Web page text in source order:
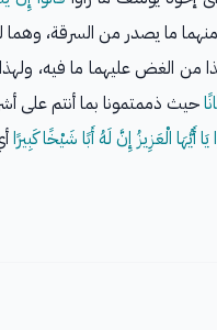
ما يصدر من السرقة، وهما
من الغض عليهما ما فيه،
حيث ذممتمونا بما أنتم على
يَا أَيُّهَا الْعَزِيزُ إِنَّ لَهُ أَبًا شَيْخًا كَبِيرًا